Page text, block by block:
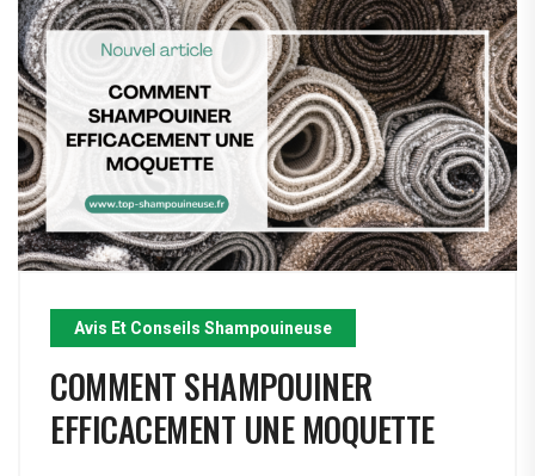
Avis Et Conseils Shampouineuse
COMMENT SHAMPOUINER
EFFICACEMENT UNE MOQUETTE